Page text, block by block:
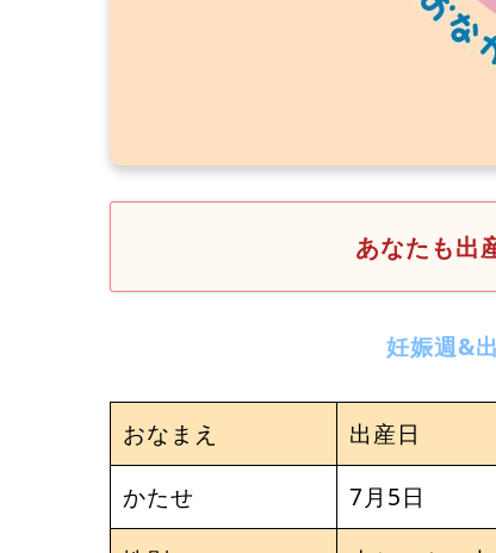
あなたも出
妊娠週&
おなまえ 出産日
かたせ
7月5日